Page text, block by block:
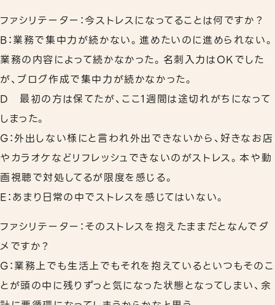
ファシリテーター：今ストレスになってることは何ですか？
B：業務で集中力が続かない。進めたいのに進められない。
業務の内容によって続かなかった。名刺入力はOKでした
が、ブログ作成で集中力が続かなかった。
D 最初の方は保てたが、ここ1週間は途切れがちになって
しまった。
G：外出しない様にと言われ外出できないから、好きなお店
やカラオケなどリフレッシュできないのがストレス。本や動
画視聴で対処してるが限度を感じる。
E：あまり日常の中でストレスを感じてはいない。
ファシリテーター：そのストレスを抱えたままだとなんでダ
メですか？
G：業務上でも生活上でもそれを抱えているといつもそのこ
とが頭の中に残りずっと気になった状態となってしまい、余